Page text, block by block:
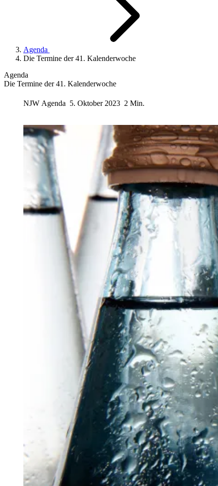
Agenda
Die Termine der 41. Kalenderwoche
Agenda
Die Termine der 41. Kalenderwoche
NJW Agenda 5. Oktober 2023 2 Min.